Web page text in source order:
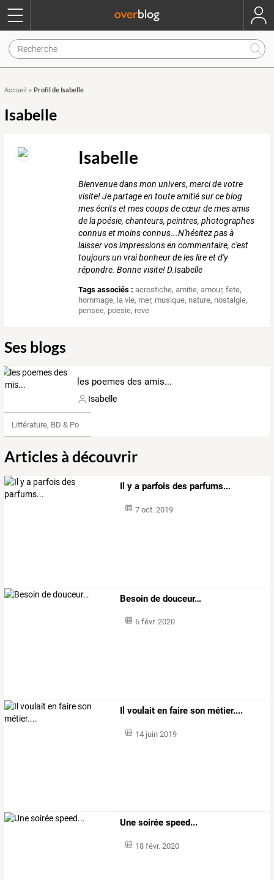
Accueil » Profil de Isabelle
Isabelle
Isabelle
Bienvenue dans mon univers, merci de votre
visite! Je partage en toute amitié sur ce blog
mes écrits et mes coups de cœur de mes amis
de la poésie, chanteurs, peintres, photographes
connus et moins connus...N'hésitez pas à
laisser vos impressions en commentaire, c'est
toujours un vrai bonheur de les lire et d'y
répondre. Bonne visite! D.Isabelle
Tags associés : acrostiche,amitie,amour,fete,
hommage, la vie, mer, musique, nature, nostalgie,
pensee, poesie, reve
Ses blogs
les poemes des amis...
Isabelle
Littérature, BD & Poésie
Articles à découvrir
Il y a parfois des parfums...
7 oct. 2019
Besoin de douceur…
6 févr. 2020
Il voulait en faire son métier....
14 juin 2019
Une soirée speed...
18 févr. 2020